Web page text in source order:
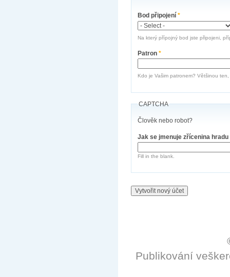
Bod připojení*
Na který přípojný bod jste připojeni,
Patron*
Kdo je Vašim patronem? Většinou
CAPTCHA
Člověk nebo robot?
Jak se jmenuje zřícenina
Fill in the blank.
Publikování